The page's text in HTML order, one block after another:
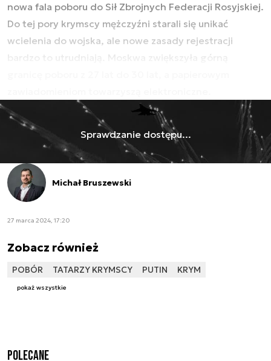
nowa fala poboru do Sił Zbrojnych Federacji Rosyjskiej.
Do tej pory krymscy mężczyźni starali się unikać
wcielenia do wojska, ale nowe zasady rejestracji
bardzo to utrudniają. Moskwa zwiększyła górną
Sprawdzanie dostępu...
Michał Bruszewski
27 marca 2024, 17:20
Zobacz również
POBÓR TATARZY KRYMSCY PUTIN KRYM
pokaż wszystkie
Polecane